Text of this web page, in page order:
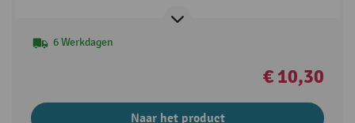
6 Werkdagen
€ 10,30
Naar het product